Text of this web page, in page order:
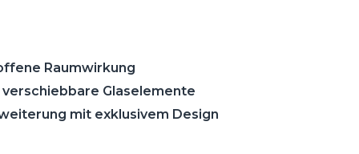
Raumwirkung
Glaselemente
mit exklusivem Design